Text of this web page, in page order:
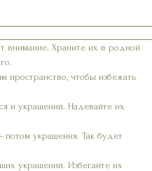
внимание. Храните их в родной
пространство, чтобы избежать
и украшений. Надевайте их
украшения. Так будет
украшений. Избегайте их